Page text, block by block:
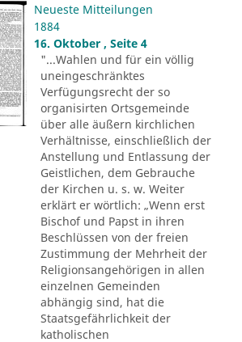
Neueste Mitteilungen
1884
16. Oktober , Seite 4
"...Wahlen und für ein völlig
uneingeschränktes
Verfügungsrecht der so
organisirten Ortsgemeinde
über alle äußern kirchlichen
Verhältnisse, einschließlich der
Anstellung und Entlassung der
Geistlichen, dem Gebrauche
der Kirchen u. s. w. Weiter
erklärt er wörtlich: „Wenn erst
Bischof und Papst in ihren
Beschlüssen von der freien
Zustimmung der Mehrheit der
Religionsangehörigen in allen
einzelnen Gemeinden
abhängig sind, hat die
Staatsgefährlichkeit der
katholischen